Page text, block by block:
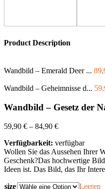
Product Description
Wandbild – Emerald Deer ...
Wandbild – Geheimnisse d...
Wandbild – Gesetz der
59,90 € – 84,90 €
Verfügbarkeit: verfügbar
Wollen Sie das Aussehen Ihrer
Geschenk?Das hochwertige
Ideen ist. Das Bild, das Ihr
size Leeren